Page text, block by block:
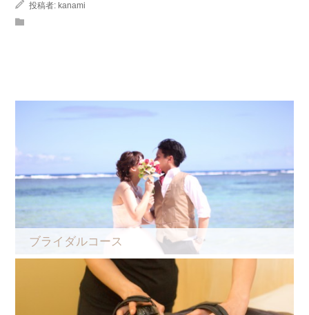
投稿者: kanami
ブライダルコース